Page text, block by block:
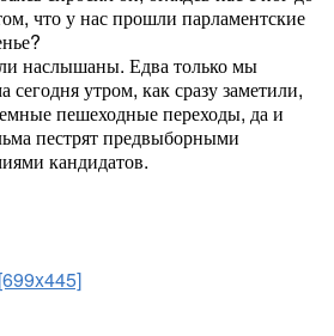
что у нас прошли парламентские
наслышаны. Едва только мы
сегодня утром, как сразу заметили,
пешеходные переходы, да и
пестрят предвыборными
кандидатов.
[699x445]